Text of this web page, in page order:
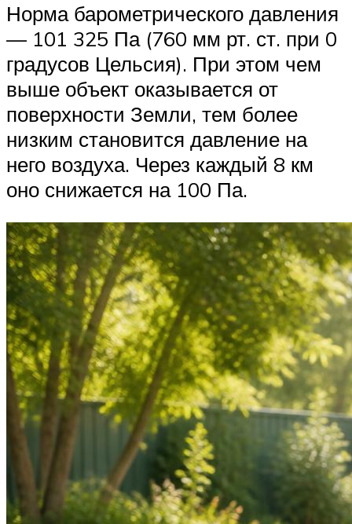
Норма барометрического давления
— 101 325 Па (760 мм рт. ст. при 0
градусов Цельсия). При этом чем
выше объект оказывается от
поверхности Земли, тем более
низким становится давление на
него воздуха. Через каждый 8 км
оно снижается на 100 Па.